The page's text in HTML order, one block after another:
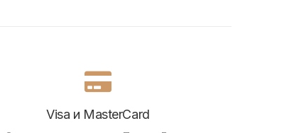
Visa и MasterCard